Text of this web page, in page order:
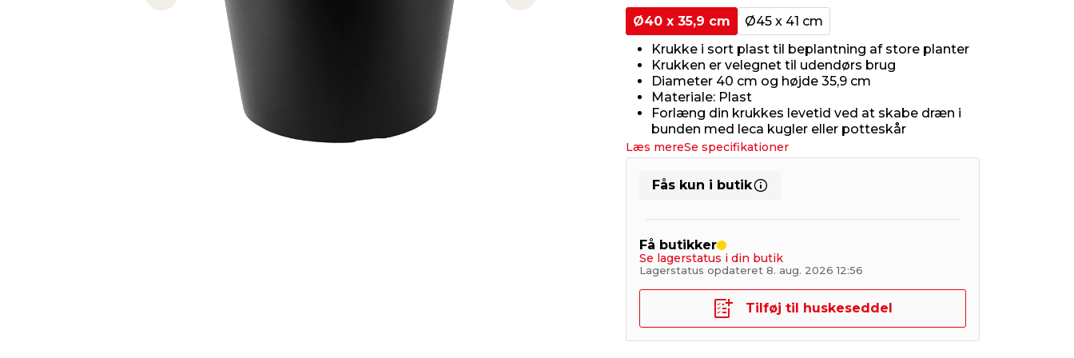
Previous slide Next slide
Ø40 x 35,9 cm
Ø45 x 41 cm
Krukke i sort plast til beplantning af store planter
Krukken er velegnet til udendørs brug
Diameter 40 cm og højde 35,9 cm
Materiale: Plast
Forlæng din krukkes levetid ved at skabe dræn i
bunden med leca kugler eller potteskår
Læs mereSe specifikationer
Fås kun i butik
Få butikker
Se lagerstatus i din butik
Lagerstatus opdateret 8. aug. 2026 12:56
Tilføj til huskeseddel